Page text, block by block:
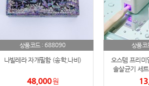
상품코드 : 688090
나빌레라 자개필함 (송학,나비)
48,000원
상품코
오스템 프리미
솔살균기 세